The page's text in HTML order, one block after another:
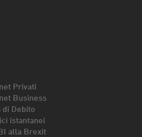
Privati
Business
di Debito
istantanei
alla Brexit